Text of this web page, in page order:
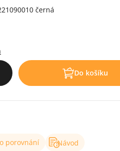
černá
Do košíku
porovnání
Návod